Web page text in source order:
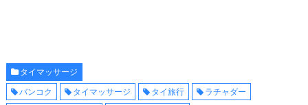
タイマッサージ
バンコク
タイマッサージ タイ旅行
ラチャダー